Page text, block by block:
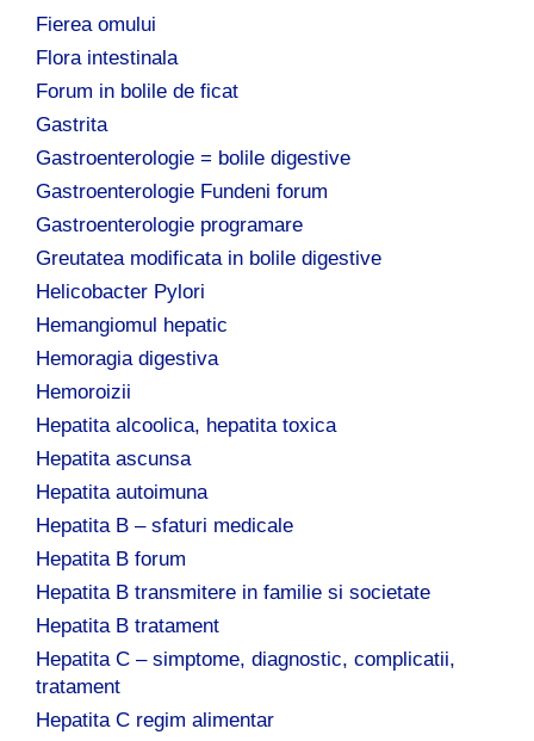
Fierea omului
Flora intestinala
Forum in bolile de ficat
Gastrita
Gastroenterologie = bolile digestive
Gastroenterologie Fundeni forum
Gastroenterologie programare
Greutatea modificata in bolile digestive
Helicobacter Pylori
Hemangiomul hepatic
Hemoragia digestiva
Hemoroizii
Hepatita alcoolica, hepatita toxica
Hepatita ascunsa
Hepatita autoimuna
Hepatita B – sfaturi medicale
Hepatita B forum
Hepatita B transmitere in familie si societate
Hepatita B tratament
Hepatita C – simptome, diagnostic, complicatii,
tratament
Hepatita C regim alimentar